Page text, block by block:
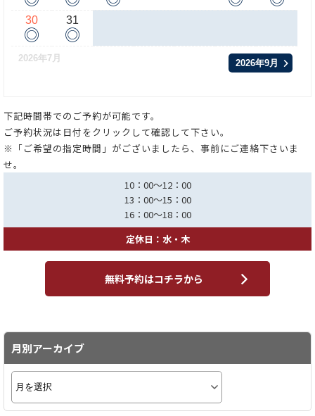
30
◎
31
◎
2026年7月 2026年9月
下記時間帯でのご予約が可能です。
ご予約状況は日付をクリックして確認して下さい。
※「ご希望の指定時間」がございましたら、事前にご連絡下さいま
せ。
10：00～12：00
13：00～15：00
16：00～18：00
定休日：水・木
無料予約はコチラから
月別アーカイブ